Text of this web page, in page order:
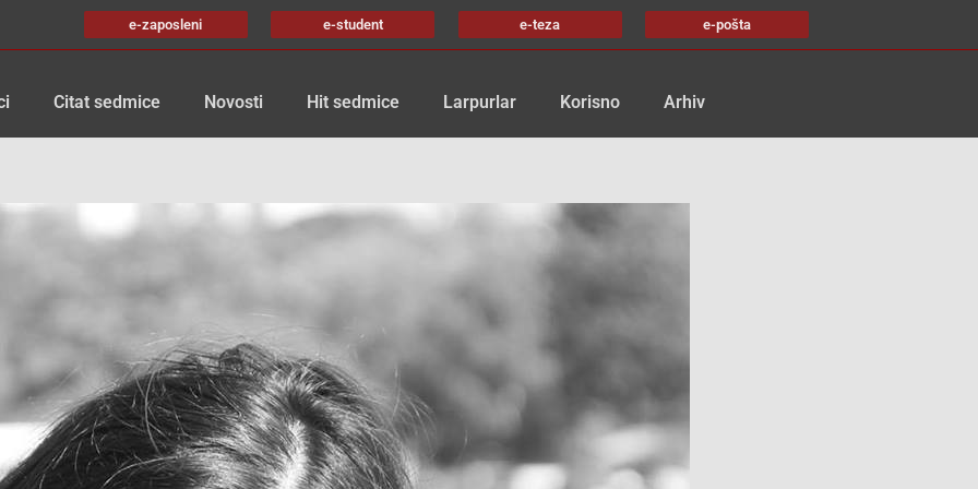
e-zaposleni e-student e-teza e-pošta
Citat sedmice Novosti Hit sedmice Larpurlar Korisno Arhiv